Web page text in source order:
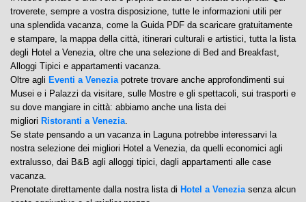
Venezia, Ristoranti, Musei ed Eventi.
Il nostro portale è una vera e propriaGuida di Veneziacompleta. Qui
troverete, sempre a vostra disposizione, tutte le informazioni utili per
una splendida vacanza, come la Guida PDF da scaricare gratuitamente
e stampare, la mappa della città, itinerari culturali e artistici, tutta la lista
degli Hotel a Venezia, oltre che una selezione di Bed and Breakfast,
Alloggi Tipici e appartamenti vacanza.
Oltre agliEventi a Veneziapotrete trovare anche approfondimenti sui
Musei e i Palazzi da visitare, sulle Mostre e gli spettacoli, sui trasporti e
su dove mangiare in città: abbiamo anche una lista dei
miglioriRistoranti a Venezia.
Se state pensando a un vacanza in Laguna potrebbe interessarvi la
nostra selezione dei migliori Hotel a Venezia, da quelli economici agli